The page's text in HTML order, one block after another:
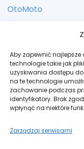
Aby zapewnić
technologie takie jak
uzyskiwania dostępu
na te technologie
zachowanie podczas
identyfikatory. Brak
wpłynąć na niektóre
Zarządzaj serwisami
OtoMoto
Adres:ul. Zbożowa
Email:
Telefon: +48 606
Godziny: